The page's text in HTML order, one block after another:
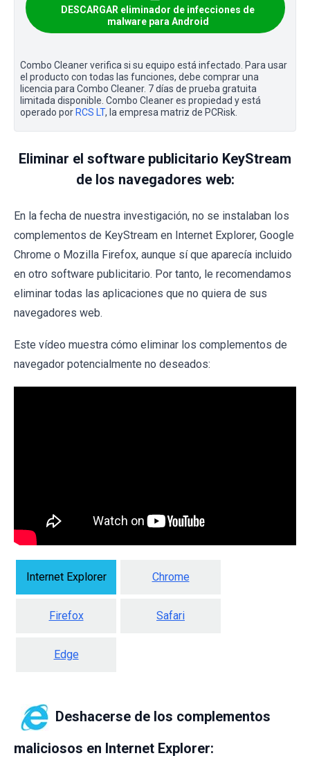
DESCARGAR eliminador de infecciones de
malware para Android
Combo Cleaner verifica si su equipo está infectado. Para usar
el producto con todas las funciones, debe comprar una
licencia para Combo Cleaner. 7 días de prueba gratuita
limitada disponible. Combo Cleaner es propiedad y está
operado por RCS LT, la empresa matriz de PCRisk.
Eliminar el software publicitario KeyStream
de los navegadores web:
En la fecha de nuestra investigación, no se instalaban los
complementos de KeyStream en Internet Explorer, Google
Chrome o Mozilla Firefox, aunque sí que aparecía incluido
en otro software publicitario. Por tanto, le recomendamos
eliminar todas las aplicaciones que no quiera de sus
navegadores web.
Este vídeo muestra cómo eliminar los complementos de
navegador potencialmente no deseados:
Internet Explorer Chrome
Firefox Safari
Edge
Deshacerse de los complementos
maliciosos en Internet Explorer: